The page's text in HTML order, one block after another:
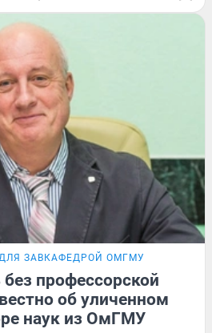
ЗАВКАФЕДРОЙ ОМГМУ
профессорской
об уличенном
наук из ОмГМУ